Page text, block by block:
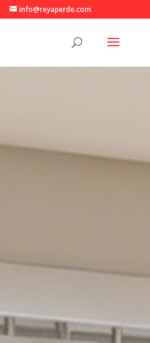
info@reyaperde.com